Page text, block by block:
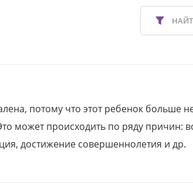
потому что этот ребенок больше
может происходить по ряду причин:
достижение совершеннолетия и др.